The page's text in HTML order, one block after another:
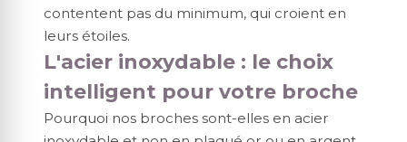
contentent pas du minimum, qui croient en
leurs étoiles.
L'acier inoxydable : le choix
intelligent pour votre broche
Pourquoi nos broches sont-elles en acier